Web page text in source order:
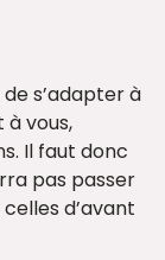
s’adapter à
à vous,
Il faut donc
pas passer
d’avant